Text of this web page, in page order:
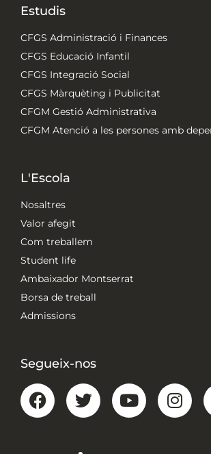
Estudis
CFGS Administració i Finances
CFGS Educació Infantil
CFGS Integració Social
CFGS Màrquèting i Publicitat
CFGM Gestió Administrativa
CFGM Atenció a les persones amb
L'Escola
Nosaltres
Valor afegit
Com treballem
Student life
Ambaixador Montserrat
Borsa de treball
Admissions
Segueix-nos